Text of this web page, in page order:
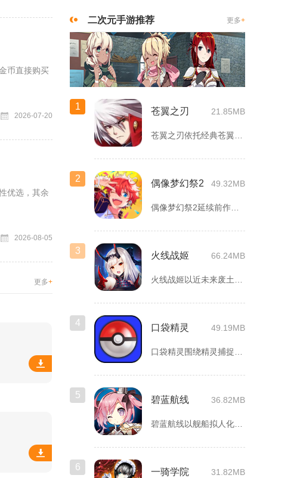
币直接购买
2026-07-20
优选，其余
2026-08-05
更多+
二次元手游推荐 更多+
1 苍翼之刃 21.85MB
2 偶像梦幻祭2 49.32MB
3 火线战姬 66.24MB
4 口袋精灵 49.19MB
5 碧蓝航线 36.82MB
6 一骑学院 31.82MB